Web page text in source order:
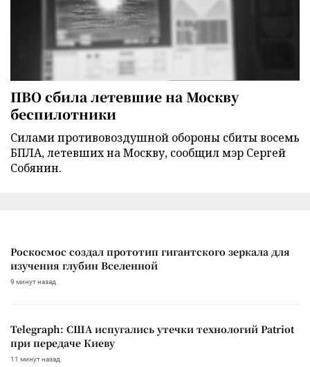
ПВО сбила летевшие на Москву
беспилотники
Силами противовоздушной обороны сбиты восемь
БПЛА, летевших на Москву, сообщил мэр Сергей
Собянин.
Роскосмос создал прототип гигантского зеркала для
изучения глубин Вселенной
9 минут назад
Telegraph: США испугались утечки технологий Patriot
при передаче Киеву
11 минут назад